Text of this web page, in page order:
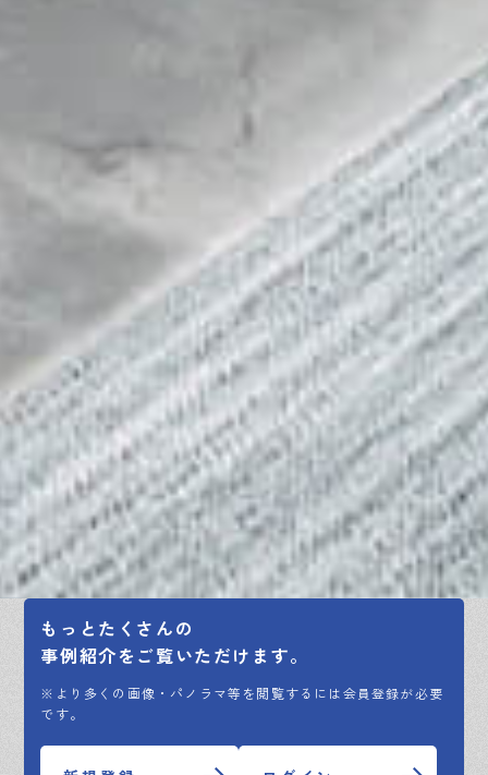
もっとたくさんの
事例紹介をご覧いただけます。
※より多くの画像・パノラマ等を閲覧するには会員登録が必要
です。